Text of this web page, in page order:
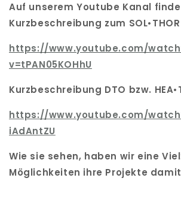
Auf unserem Youtube Kanal
Kurzbeschreibung zum SOL•THOR
https://www.youtube.com/
v=tPAN05KOHhU
Kurzbeschreibung DTO bzw.
https://www.youtube.com/
iAdAntZU
Wie sie sehen, haben wir eine
Möglichkeiten ihre Projekte